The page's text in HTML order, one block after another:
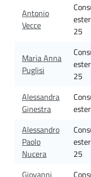
Antonio
Vecce
25
Maria Anna
Puglisi
25
Alessandra
Ginestra
Alessandro
Paolo
Nucera
25
Giovanni